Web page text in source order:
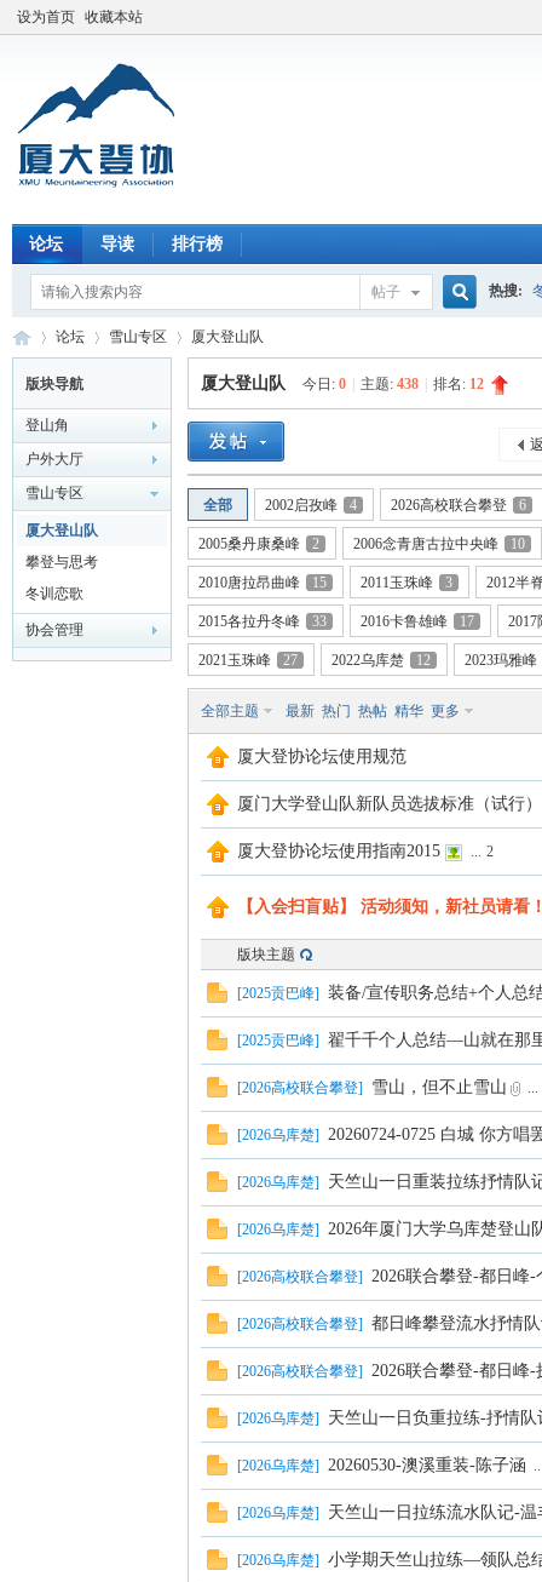
设为首页 收藏本站
论坛 导读 排行榜
帖子 热搜:
厦 »
论坛
›
雪山专区
›
厦大登山队
版块导航
登山角
户外大厅
雪山专区
厦大登山队
攀登与思考
冬训恋歌
协会管理
厦大登山队 今日: 0 主题: 438 排名: 12
全部 2002启孜峰 4 2026高校联合攀登 6
2005桑丹康桑峰 2 2006念青唐古拉中央峰 10
2010唐拉昂曲峰 15 2011玉珠峰 3 2012半
2015各拉丹冬峰 33 2016卡鲁雄峰 17
2021玉珠峰 27 2022乌库楚 12 2023玛雅峰
全部主题 最新 热门 热帖 精华 更多
厦大登协论坛使用规范
厦门大学登山队新队员选拔标准（试行）
厦大登协论坛使用指南2015 ... 2
【入会扫盲贴】 活动须知，新社员请看
版块主题
[2025贡巴峰] 装备/宣传职务总结+个人
[2025贡巴峰] 翟千千个人总结—山就在那
[2026高校联合攀登] 雪山，但不止雪山 ...
[2026乌库楚] 20260724-0725 白城 你方唱
[2026乌库楚] 天竺山一日重装拉练抒情队
[2026乌库楚] 2026年厦门大学乌库楚登山
[2026高校联合攀登] 2026联合攀登-都日峰
[2026高校联合攀登] 都日峰攀登流水抒情
[2026高校联合攀登] 2026联合攀登-都日峰
[2026乌库楚] 天竺山一日负重拉练-抒情队
[2026乌库楚] 20260530-澳溪重装-陈子涵
[2026乌库楚] 天竺山一日拉练流水队记-温
[2026乌库楚] 小学期天竺山拉练—领队总